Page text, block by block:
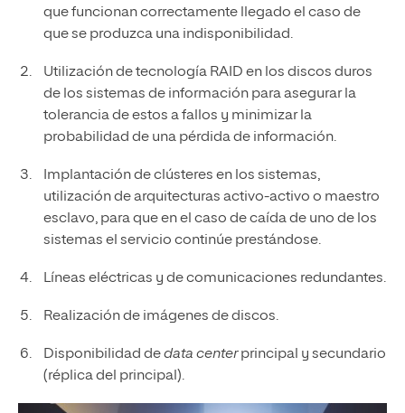
que funcionan correctamente llegado el caso de
que se produzca una indisponibilidad.
Utilización de tecnología RAID en los discos duros
de los sistemas de información para asegurar la
tolerancia de estos a fallos y minimizar la
probabilidad de una pérdida de información.
Implantación de clústeres en los sistemas,
utilización de arquitecturas activo-activo o maestro
esclavo, para que en el caso de caída de uno de los
sistemas el servicio continúe prestándose.
Líneas eléctricas y de comunicaciones redundantes.
Realización de imágenes de discos.
Disponibilidad dedata centerprincipal y secundario
(réplica del principal).